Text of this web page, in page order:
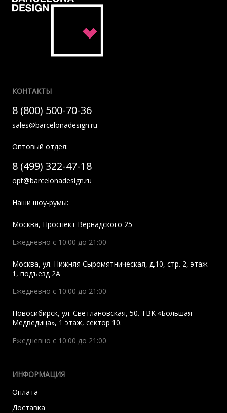
КОНТАКТЫ
8 (800) 500-70-36
sales@barcelonadesign.ru
Оптовый отдел:
8 (499) 322-47-18
opt@barcelonadesign.ru
Наши шоу-румы:
Москва, Проспект Вернадского 25
Ежедневно с 10:00 до 21:00
Москва, ул. Нижняя Сыромятническая, д.10, стр. 2, этаж
1, подъезд 2A
Ежедневно с 10:00 до 21:00
Новосибирск, ул. Светлановская, 50. ТВК «Большая
Медведица», 1 этаж, сектор 10.
Ежедневно с 10:00 до 21:00
ИНФОРМАЦИЯ
Оплата
Доставка